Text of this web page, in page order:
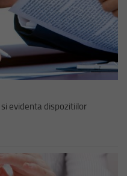
evidenta dispozitiilor